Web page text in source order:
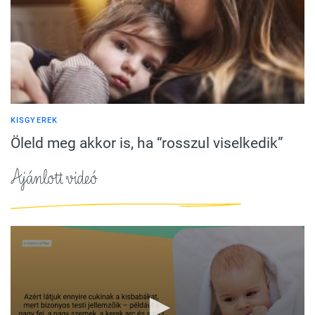
KISGYEREK
Öleld meg akkor is, ha “rosszul viselkedik”
Ajánlott videó